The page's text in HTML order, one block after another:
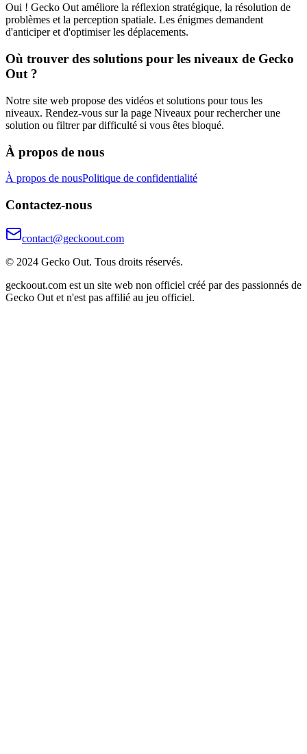
Oui ! Gecko Out améliore la réflexion stratégique, la résolution de
problèmes et la perception spatiale. Les énigmes demandent
d'anticiper et d'optimiser les déplacements.
Où trouver des solutions pour les niveaux de Gecko
Out ?
Notre site web propose des vidéos et solutions pour tous les
niveaux. Rendez-vous sur la page Niveaux pour rechercher une
solution ou filtrer par difficulté si vous êtes bloqué.
À propos de nous
À propos de nousPolitique de confidentialité
Contactez-nous
contact@geckoout.com
© 2024 Gecko Out. Tous droits réservés.
geckoout.com est un site web non officiel créé par des passionnés de
Gecko Out et n'est pas affilié au jeu officiel.